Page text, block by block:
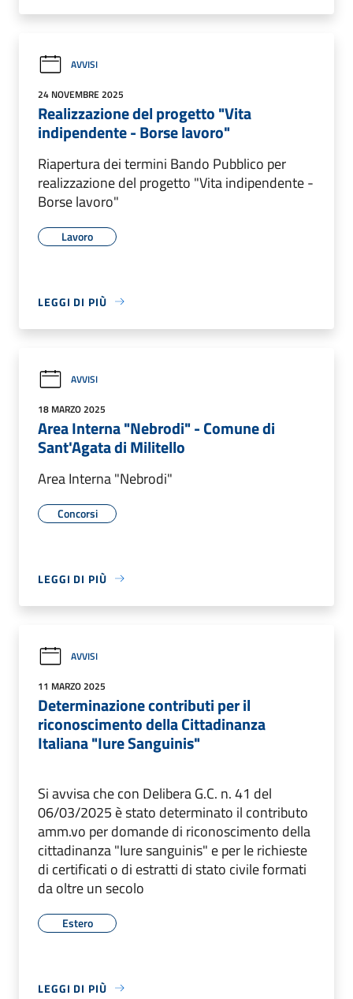
AVVISI
24 NOVEMBRE 2025
Realizzazione del progetto "Vita
indipendente - Borse lavoro"
Riapertura dei termini Bando Pubblico per
realizzazione del progetto "Vita indipendente -
Borse lavoro"
Lavoro
LEGGI DI PIÙ
AVVISI
18 MARZO 2025
Area Interna "Nebrodi" - Comune di
Sant'Agata di Militello
Area Interna "Nebrodi"
Concorsi
LEGGI DI PIÙ
AVVISI
11 MARZO 2025
Determinazione contributi per il
riconoscimento della Cittadinanza
Italiana "Iure Sanguinis"
Si avvisa che con Delibera G.C. n. 41 del
06/03/2025 è stato determinato il contributo
amm.vo per domande di riconoscimento della
cittadinanza "Iure sanguinis" e per le richieste
di certificati o di estratti di stato civile formati
da oltre un secolo
Estero
LEGGI DI PIÙ